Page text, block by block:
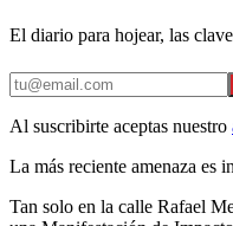
El diario para hojear, las
Al suscribirte aceptas nuestro
La más reciente amenaza es
Tan solo en la calle Rafael